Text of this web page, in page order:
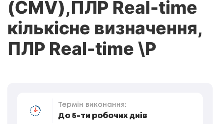
(CMV),ПЛР Real-time
кількісне визначення,
ПЛР Real-time \Р
Термін виконання:
До 5-ти робочих днів